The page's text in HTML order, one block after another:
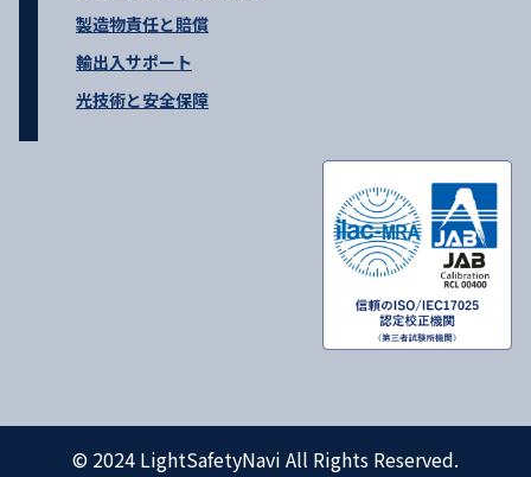
製造物責任と賠償
輸出入サポート
光技術と安全保障
© 2024 LightSafetyNavi All Rights Reserved.